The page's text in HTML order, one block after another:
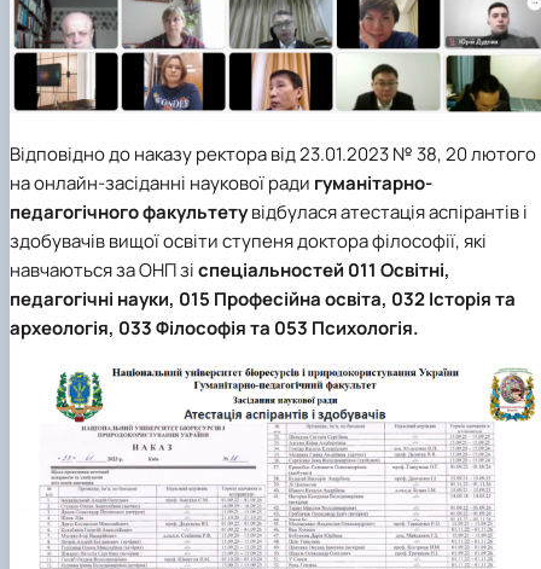
Відповідно до наказу ректора від 23.01.2023 № 38, 20 лютого
на онлайн-засіданні наукової ради гуманітарно-
педагогічного факультетувідбулася атестація аспірантів і
здобувачів вищої освіти ступеня доктора філософії, які
навчаються за ОНП зіспеціальностей 011 Освітні,
педагогічні науки, 015 Професійна освіта, 032 Історія та
археологія, 033 Філософія та 053 Психологія.